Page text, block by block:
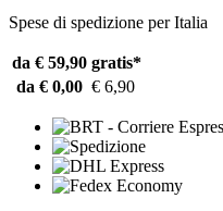
Spese di spedizione per Italia
da € 59,90 gratis*
da € 0,00 € 6,90